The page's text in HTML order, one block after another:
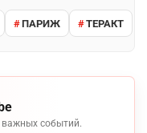
ПАРИЖ ТЕРАКТ
важных событий.